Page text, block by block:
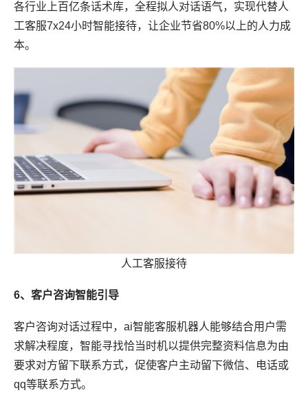
各行业上百亿条话术库，全程拟人对话语气，实现代替人
工客服7x24小时智能接待，让企业节省80%以上的人力成
本。
人工客服接待
6、客户咨询智能引导
客户咨询对话过程中，ai智能客服机器人能够结合用户需
求解决程度，智能寻找恰当时机以提供完整资料信息为由
要求对方留下联系方式，促使客户主动留下微信、电话或
qq等联系方式。